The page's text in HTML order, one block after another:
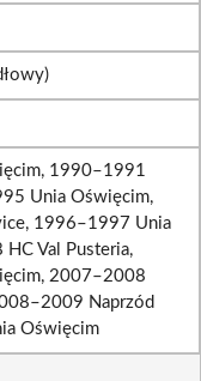
1990–1991
Unia Oświęcim,
1996–1997 Unia
Val Pusteria,
2007–2008
Naprzód
Oświęcim